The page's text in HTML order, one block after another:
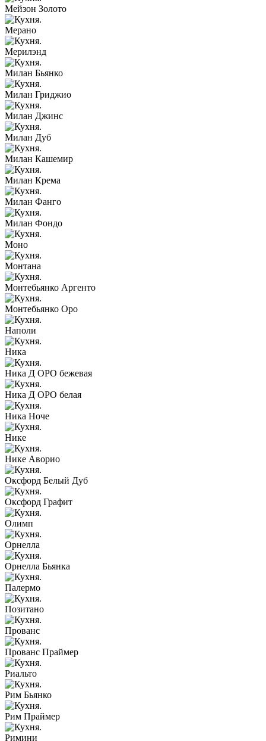
Мейзон Золото
Мерано
Мерилэнд
Милан Бьянко
Милан Гриджио
Милан Джинс
Милан Дуб
Милан Кашемир
Милан Крема
Милан Фанго
Милан Фондо
Моно
Монтана
Монтебьянко Аргенто
Монтебьянко Оро
Наполи
Ника
Ника Д ОРО бежевая
Ника Д ОРО белая
Ника Ноче
Нике
Нике Аворио
Оксфорд Белый Дуб
Оксфорд Графит
Олимп
Орнелла
Орнелла Бьянка
Палермо
Позитано
Прованс
Прованс Праймер
Риальто
Рим Бьянко
Рим Праймер
Римини